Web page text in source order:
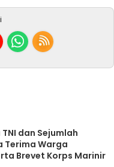
dan Sejumlah
Terima Warga
Brevet Korps Marinir